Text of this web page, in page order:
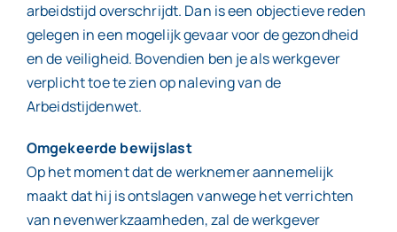
arbeidstijd overschrijdt. Dan is een objectieve reden
gelegen in een mogelijk gevaar voor de gezondheid
en de veiligheid. Bovendien ben je als werkgever
verplicht toe te zien op naleving van de
Arbeidstijdenwet.
Omgekeerde bewijslast
Op het moment dat de werknemer aannemelijk
maakt dat hij is ontslagen vanwege het verrichten
van nevenwerkzaamheden, zal de werkgever